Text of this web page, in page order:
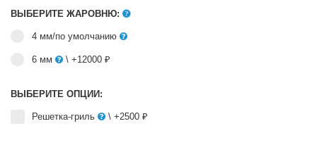
ВЫБЕРИТЕ ЖАРОВНЮ:
4 мм/по умолчанию
6 мм \ +12000 ₽
ВЫБЕРИТЕ ОПЦИИ:
Решетка-гриль \ +2500 ₽